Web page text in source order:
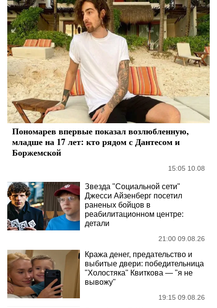
Пономарев впервые показал возлюбленную,
младше на 17 лет: кто рядом с Дантесом и
Боржемской
15:05 10.08
Звезда "Социальной сети"
Джесси Айзенберг посетил
раненых бойцов в
реабилитационном центре:
детали
21:00 09.08.26
Кража денег, предательство и
выбитые двери: победительница
"Холостяка" Квиткова — "я не
вывожу"
19:15 09.08.26